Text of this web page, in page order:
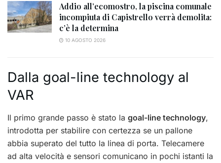
Addio all’ecomostro, la piscina comunale
incompiuta di Capistrello verrà demolita:
c’è la determina
10 AGOSTO 2026
Dalla goal-line technology al
VAR
Il primo grande passo è stato la goal-line technology,
introdotta per stabilire con certezza se un pallone
abbia superato del tutto la linea di porta. Telecamere
ad alta velocità e sensori comunicano in pochi istanti la